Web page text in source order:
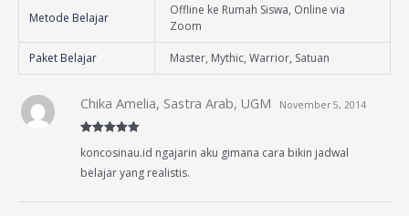
Metode Belajar
Offline ke Rumah Siswa, Online via
Zoom
Paket Belajar Master, Mythic, Warrior, Satuan
of 5
Chika Amelia, Sastra Arab, UGM November 5, 2014
koncosinau.id ngajarin aku gimana cara bikin jadwal
belajar yang realistis.